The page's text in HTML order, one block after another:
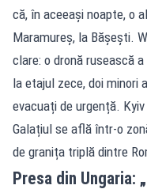
că, în aceeași noapte, o
Maramureș, la Bășești.
clare: o dronă rusească
la etajul zece, doi minori
evacuați de urgență.
Galațiul se află într-o
de granița triplă dintre
Presa din Ungaria: